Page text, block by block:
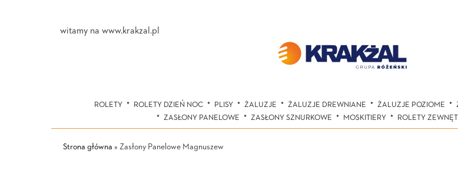
witamy na www.krakzal.pl
ROLETY ROLETY DZIEŃ NOC PLISY ŻALUZJE ŻALUZJE DREWNIANE ŻALUZJE POZIOME
ZASŁONY PANELOWE
ZASŁONY SZNURKOWE MOSKITIERY ROLETY
Strona główna » Zasłony Panelowe Magnuszew